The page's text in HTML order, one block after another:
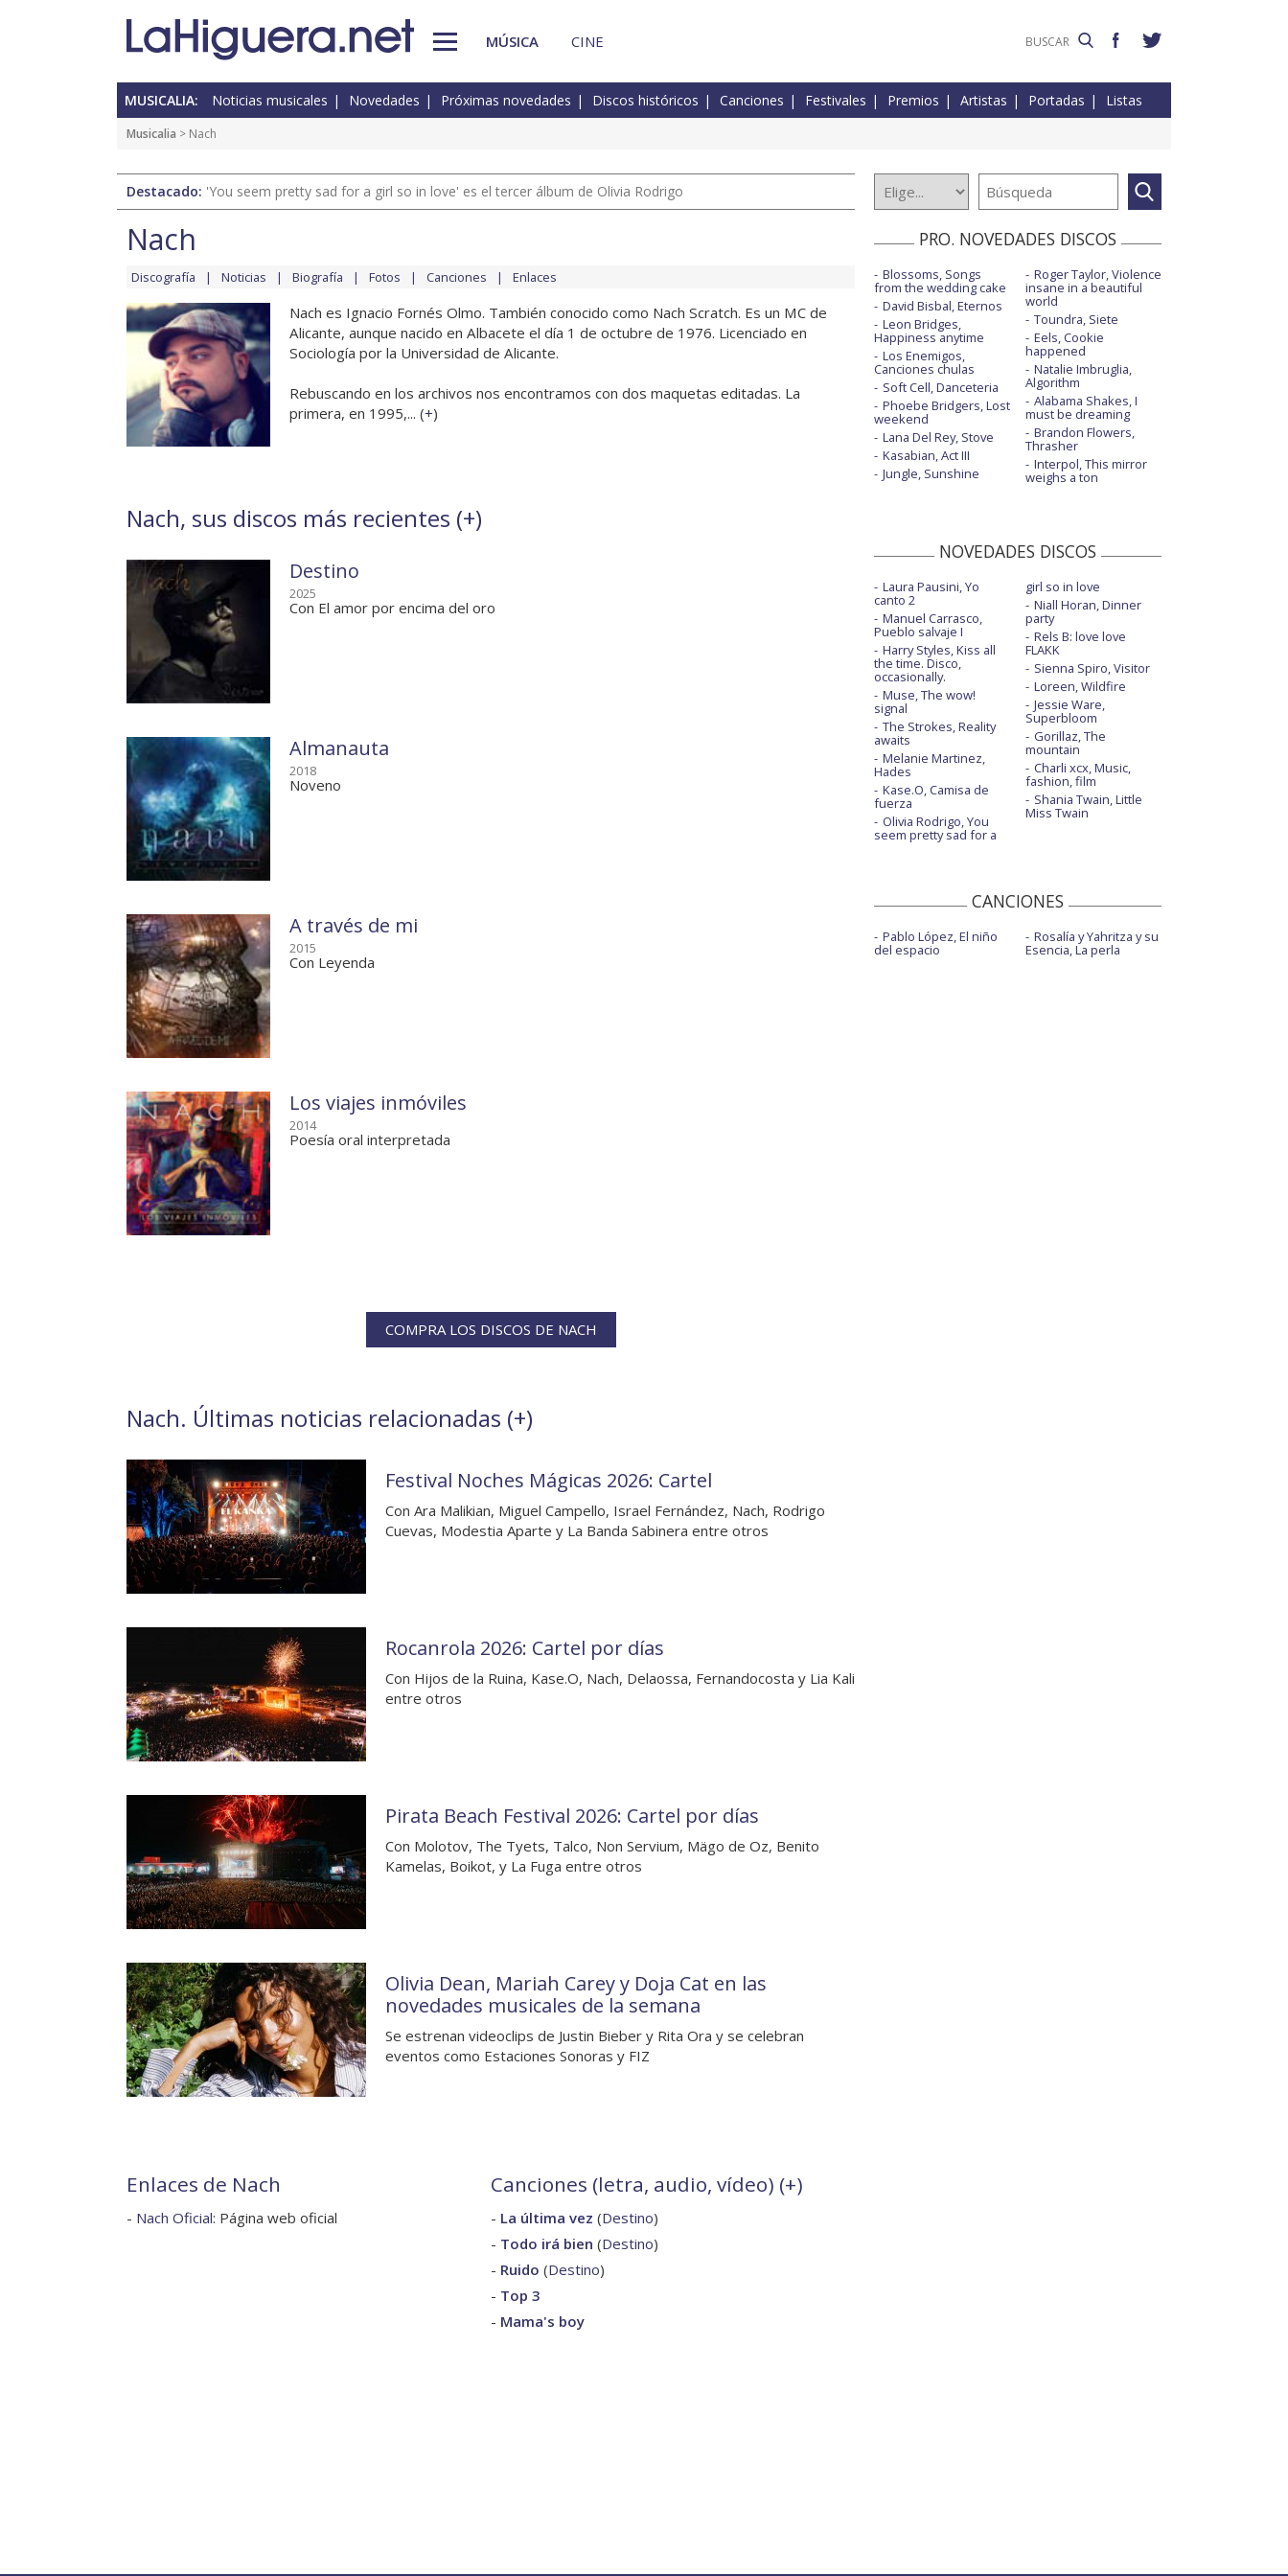
MÚSICA CINE
MUSICALIA: Noticias musicales Novedades Próximas novedades Discos históricos Canciones Festivales Premios Artistas Portadas Listas
Musicalia > Nach
Destacado: 'You seem pretty sad for a girl so in love' es el tercer álbum de Olivia Rodrigo
Nach
Discografía Noticias Biografía Fotos Canciones Enlaces
Nach es Ignacio Fornés Olmo. También conocido como Nach Scratch. Es un MC de
Alicante, aunque nacido en Albacete el día 1 de octubre de 1976. Licenciado en
Sociología por la Universidad de Alicante.
Rebuscando en los archivos nos encontramos con dos maquetas editadas. La
primera, en 1995,... (+)
Nach, sus discos más recientes (+)
Destino
2025
Con El amor por encima del oro
Almanauta
2018
Noveno
A través de mi
2015
Con Leyenda
Los viajes inmóviles
2014
Poesía oral interpretada
COMPRA LOS DISCOS DE NACH
Nach. Últimas noticias relacionadas (+)
Festival Noches Mágicas 2026: Cartel
Con Ara Malikian, Miguel Campello, Israel Fernández, Nach, Rodrigo
Cuevas, Modestia Aparte y La Banda Sabinera entre otros
Rocanrola 2026: Cartel por días
Con Hijos de la Ruina, Kase.O, Nach, Delaossa, Fernandocosta y Lia Kali
entre otros
Pirata Beach Festival 2026: Cartel por días
Con Molotov, The Tyets, Talco, Non Servium, Mägo de Oz, Benito
Kamelas, Boikot, y La Fuga entre otros
Olivia Dean, Mariah Carey y Doja Cat en las
novedades musicales de la semana
Se estrenan videoclips de Justin Bieber y Rita Ora y se celebran
eventos como Estaciones Sonoras y FIZ
Enlaces de Nach
- Nach Oficial: Página web oficial
Canciones (letra, audio, vídeo) (+)
- La última vez (Destino)
- Todo irá bien (Destino)
- Ruido (Destino)
- Top 3
- Mama's boy
PRO. NOVEDADES DISCOS
Blossoms, Songs
from the wedding cake
David Bisbal, Eternos
Leon Bridges,
Happiness anytime
Los Enemigos,
Canciones chulas
Soft Cell, Danceteria
Phoebe Bridgers, Lost
weekend
Lana Del Rey, Stove
Kasabian, Act III
Jungle, Sunshine
Roger Taylor, Violence
insane in a beautiful
world
Toundra, Siete
Eels, Cookie
happened
Natalie Imbruglia,
Algorithm
Alabama Shakes, I
must be dreaming
Brandon Flowers,
Thrasher
Interpol, This mirror
weighs a ton
NOVEDADES DISCOS
Laura Pausini, Yo
canto 2
Manuel Carrasco,
Pueblo salvaje I
Harry Styles, Kiss all
the time. Disco,
occasionally.
Muse, The wow!
signal
The Strokes, Reality
awaits
Melanie Martinez,
Hades
Kase.O, Camisa de
fuerza
Olivia Rodrigo, You
seem pretty sad for a
girl so in love
Niall Horan, Dinner
party
Rels B: love love
FLAKK
Sienna Spiro, Visitor
Loreen, Wildfire
Jessie Ware,
Superbloom
Gorillaz, The
mountain
Charli xcx, Music,
fashion, film
Shania Twain, Little
Miss Twain
CANCIONES
Pablo López, El niño
del espacio
Rosalía y Yahritza y su
Esencia, La perla